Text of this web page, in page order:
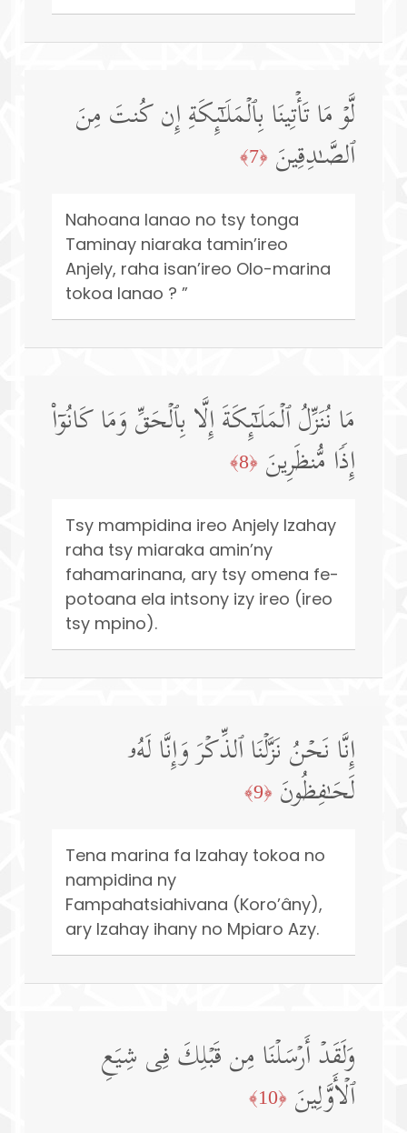
لَّوۡ مَا تَأۡتِینَا بِٱلۡمَلَـٰۤىِٕكَةِ إِن كُنتَ مِنَ
ٱلصَّـٰدِقِینَ ﴿7﴾
Nahoana Ianao no tsy tonga
Taminay niaraka tamin’ireo
Anjely, raha isan’ireo Olo-marina
tokoa Ianao ? ”
مَا نُنَزِّلُ ٱلۡمَلَـٰۤىِٕكَةَ إِلَّا بِٱلۡحَقِّ وَمَا كَانُوۤا۟
إِذࣰا مُّنظَرِینَ ﴿8﴾
Tsy mampidina ireo Anjely Izahay
raha tsy miaraka amin’ny
fahamarinana, ary tsy omena fe-
potoana ela intsony izy ireo (ireo
tsy mpino).
إِنَّا نَحۡنُ نَزَّلۡنَا ٱلذِّكۡرَ وَإِنَّا لَهُۥ
لَحَـٰفِظُونَ ﴿9﴾
Tena marina fa Izahay tokoa no
nampidina ny
Fampahatsiahivana (Koro’âny),
ary Izahay ihany no Mpiaro Azy.
وَلَقَدۡ أَرۡسَلۡنَا مِن قَبۡلِكَ فِی شِیَعِ
ٱلۡأَوَّلِینَ ﴿10﴾